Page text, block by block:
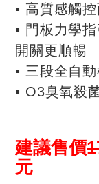
▪ 高質感觸
▪ 門板力學
開關更順暢
▪ 三段全自
▪ O3臭氧殺
建議售價
元